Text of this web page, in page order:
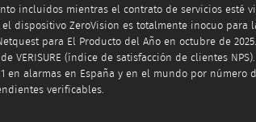
incluidos mientras el contrato de servicios esté
dispositivo ZeroVision es totalmente inocuo
para El Producto del Año en octubre de 2025.
VERISURE (índice de satisfacción de clientes NPS).
en alarmas en España y en el mundo por número
verificables.